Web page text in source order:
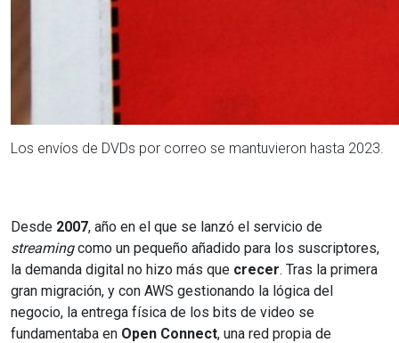
Los envíos de DVDs por correo se mantuvieron hasta 2023.
Desde 2007, año en el que se lanzó el servicio de
streamingcomo un pequeño añadido para los suscriptores,
la demanda digital no hizo más que crecer. Tras la primera
gran migración, y con AWS gestionando la lógica del
negocio, la entrega física de los bits de video se
fundamentaba en Open Connect, una red propia de